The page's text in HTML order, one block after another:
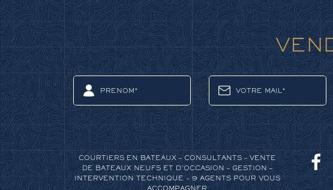
COURTIERS EN BATEAUX – CONSULTANTS – VENTE
DE BATEAUX NEUFS ET D’OCCASION – GESTION –
INTERVENTION TECHNIQUE - 9 AGENTS POUR VOUS
ACCOMPAGNER